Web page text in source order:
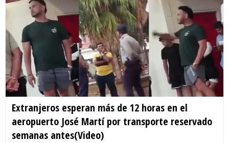
Extranjeros esperan más de 12 horas en el
aeropuerto José Martí por transporte reservado
semanas antes(Video)